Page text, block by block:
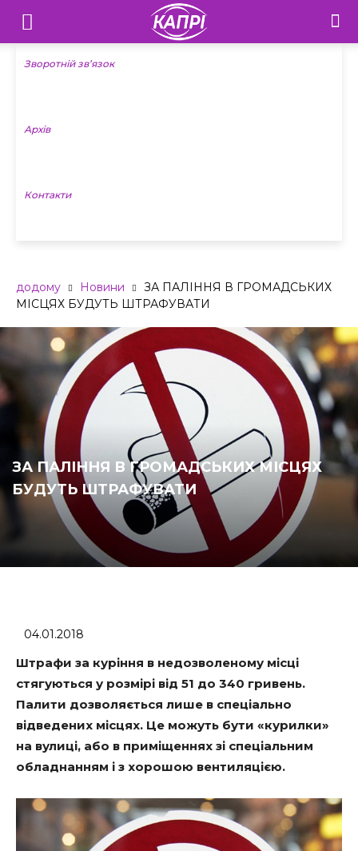
Телебачення
«Капрі»
Новини
Зворотній зв’язок
Архів
Контакти
додому Новини
ЗА ПАЛІННЯ В ГРОМАДСЬКИХ
МІСЦЯХ БУДУТЬ ШТРАФУВАТИ
ЗА ПАЛІННЯ В ГРОМАДСЬКИХ МІСЦЯХ
БУДУТЬ ШТРАФУВАТИ
04.01.2018
Штрафи за куріння в недозволеному місці
стягуються у розмірі від 51 до 340 гривень.
Палити дозволяється лише в спеціально
відведених місцях. Це можуть бути «курилки»
на вулиці, або в приміщеннях зі спеціальним
обладнанням і з хорошою вентиляцією.